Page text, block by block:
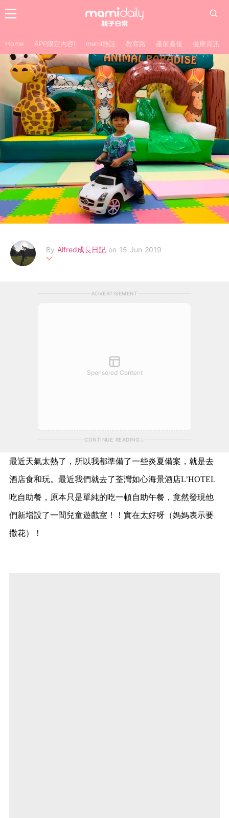
Home APP限定內容! mami熱話 教育路 產前產後 健康資訊
【美食分享 荃灣如心海景酒店】
親子好去處 專欄分享 bloggers
By Alfred成長日記 on 15 Jun 2019
Facebook: https://m.facebook.com/AllAboutAlfred/
ADVERTISEMENT
Sponsored Content
CONTINUE READING
最近天氣太熱了，所以我都準備了一些炎夏備案，就是去
酒店食和玩。最近我們就去了荃灣如心海景酒店L’HOTEL
吃自助餐，原本只是單純的吃一頓自助午餐，竟然發現他
們新增設了一間兒童遊戲室！！實在太好呀（媽媽表示要
撒花）！